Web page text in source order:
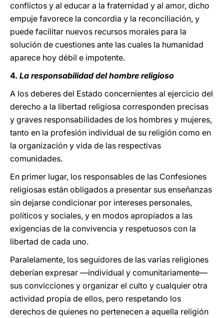
conflictos y al educar a la fraternidad y al amor, dicho
empuje favorece la concordia y la reconciliación, y
puede facilitar nuevos recursos morales para la
solución de cuestiones ante las cuales la humanidad
aparece hoy débil e impotente.
4. La responsabilidad del hombre religioso
A los deberes del Estado concernientes al ejercicio del
derecho a la libertad religiosa corresponden precisas
y graves responsabilidades de los hombres y mujeres,
tanto en la profesión individual de su religión como en
la organización y vida de las respectivas
comunidades.
En primer lugar, los responsables de las Confesiones
religiosas están obligados a presentar sus enseñanzas
sin dejarse condicionar por intereses personales,
políticos y sociales, y en modos apropiados a las
exigencias de la convivencia y respetuosos con la
libertad de cada uno.
Paralelamente, los seguidores de las varias religiones
deberían expresar —individual y comunitariamente—
sus convicciones y organizar el culto y cualquier otra
actividad propia de ellos, pero respetando los
derechos de quienes no pertenecen a aquella religión